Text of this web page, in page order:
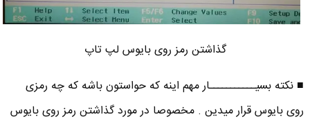
گذاشتن رمز روی بایوس لپ تاپ
■ نکته بسیـــــــــــار مهم اینه که حواستون باشه که چه رمزی
روی بایوس قرار میدین . مخصوصا در مورد گذاشتن رمز روی بایوس